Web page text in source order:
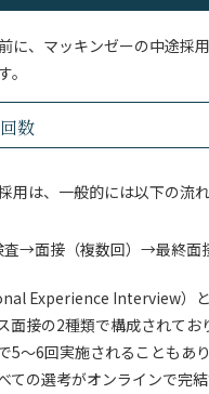
に、マッキンゼーの中途採
数
用は、一般的には以下の流れ
→面接（複数回）→最終面
Experience Interview）
面接の2種類で構成されてお
5〜6回実施されることもあり
ての選考がオンラインで完